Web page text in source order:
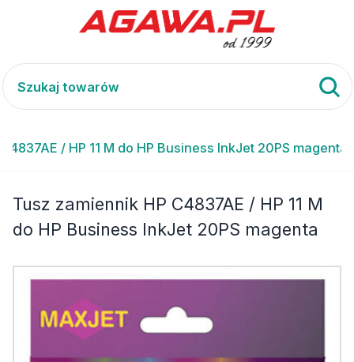
/ HP 11 M do HP Business InkJet 20PS magenta
Tusz zamiennik HP C4837AE / HP 11 M
do HP Business InkJet 20PS magenta